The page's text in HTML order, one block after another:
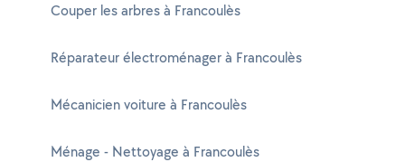
Couper les arbres à Francoulès
Réparateur électroménager à Francoulès
Mécanicien voiture à Francoulès
Ménage - Nettoyage à Francoulès